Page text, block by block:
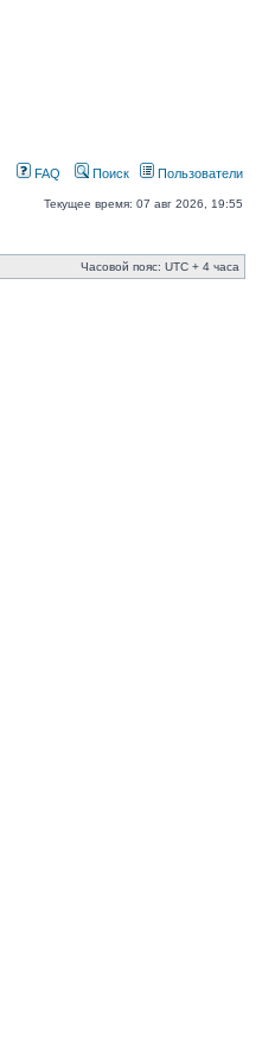
FAQ Поиск Пользователи
Текущее время: 07 авг 2026, 19:55
Часовой пояс: UTC + 4 часа